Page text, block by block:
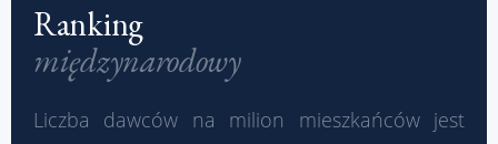
Ranking
międzynarodowy
Liczba dawców na milion mieszkańców jest